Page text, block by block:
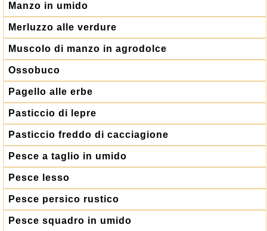
Manzo in umido
Merluzzo alle verdure
Muscolo di manzo in agrodolce
Ossobuco
Pagello alle erbe
Pasticcio di lepre
Pasticcio freddo di cacciagione
Pesce a taglio in umido
Pesce lesso
Pesce persico rustico
Pesce squadro in umido